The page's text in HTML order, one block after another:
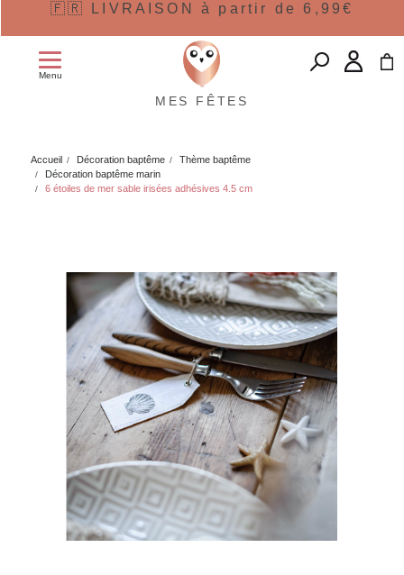
🇫🇷 LIVRAISON à partir de 6,99€
Menu
MES FÊTES
Accueil Décoration baptême
Thème baptême
Décoration baptême marin
6 étoiles de mer sable irisées adhésives 4.5 cm